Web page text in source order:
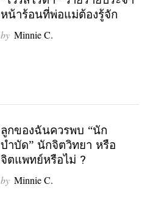
หน้าร้อนที่พ่อแม่ต้องรู้จัก
by Minnie C.
ลูกของฉันควรพบ “นัก
บำบัด” นักจิตวิทยา หรือ
จิตแพทย์หรือไม่ ?
by Minnie C.